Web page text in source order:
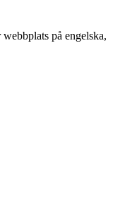
på engelska,